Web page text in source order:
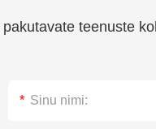
teenuste